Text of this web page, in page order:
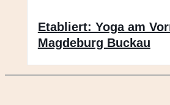
Etabliert: Yoga am
Magdeburg Buckau